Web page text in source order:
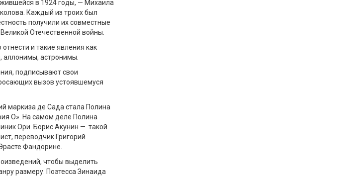
в 1924 годы, — Михаила
Каждый из троих был
получили их совместные
Отечественной войны.
и такие явления как
аллонимы, астронимы.
подписывают свои
вызов устоявшемуся
маркиза де Сада стала Полина
О». На самом деле Полина
Ори. Борис Акунин — такой
переводчик Григорий
Фандорине.
чтобы выделить
размеру. Поэтесса Зинаида